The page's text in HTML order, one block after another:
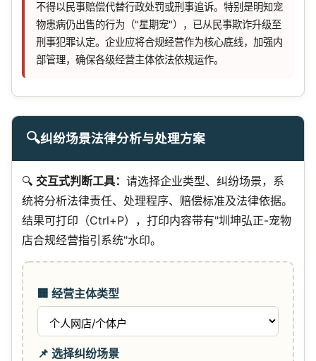
不得以民事赔偿代替行政处罚或刑事追诉。特别是明知宠
物患病仍出售的行为（"星期宠"），已从民事欺诈升级至
刑事犯罪认定。企业应将合规经营作为核心底线，加强内
部管理，确保各级经营主体依法依规运作。
🔍纠纷场景法律分析与处理方案
🔍 交互式判断工具： 请选择企业类型、纠纷场景，系
统将分析法律责任、处理程序、赔偿标准及法律依据。
结果可打印（Ctrl+P），打印内容带有"圳坤弘正-宠物
店合规经营指引系统"水印。
🏢 经营主体类型
📌 选择纠纷场景